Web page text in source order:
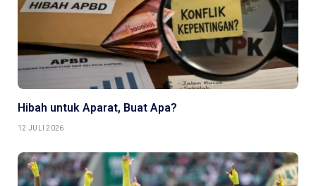
Hibah untuk Aparat, Buat Apa?
12 JULI 2026